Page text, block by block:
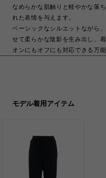
なめらかな肌触りと軽やかな落
れた表情を与えます。
ベーシックなシルエットながら
せて柔らかな陰影を生み出し、
オンにもオフにも対応できる万
レディースモデル着用サイズ:Sサ
70% Rayon
Made in Vietnam
モデル着用アイテム